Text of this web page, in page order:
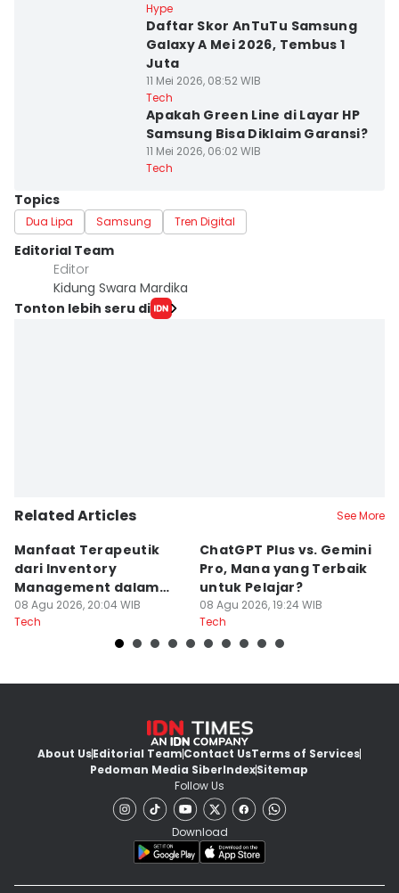
Hype
Daftar Skor AnTuTu Samsung
Galaxy A Mei 2026, Tembus 1
Juta
11 Mei 2026, 08:52 WIB
Tech
Apakah Green Line di Layar HP
Samsung Bisa Diklaim Garansi?
11 Mei 2026, 06:02 WIB
Tech
Topics
Dua Lipa Samsung Tren Digital
Editorial Team
Editor
Kidung Swara Mardika
Tonton lebih seru di
Related Articles See More
Manfaat Terapeutik
dari Inventory
Management dalam
Cozy Game
08 Agu 2026, 20:04 WIB
Tech
ChatGPT Plus vs. Gemini
Pro, Mana yang Terbaik
untuk Pelajar?
08 Agu 2026, 19:24 WIB
Tech
About UsEditorial TeamContact UsTerms of Services
Pedoman Media SiberIndexSitemap
Follow Us
Download